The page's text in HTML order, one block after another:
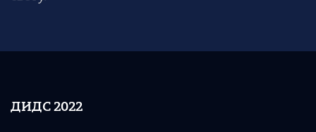
ДИДС 2022